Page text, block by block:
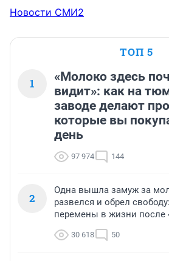
Новости СМИ2
ТОП 5
1
«Молоко здесь
видит»: как на
заводе делают
которые вы
день
97 974 144
2
Одна вышла замуж за
развелся и обрел
перемены в жизни после
30 618 50